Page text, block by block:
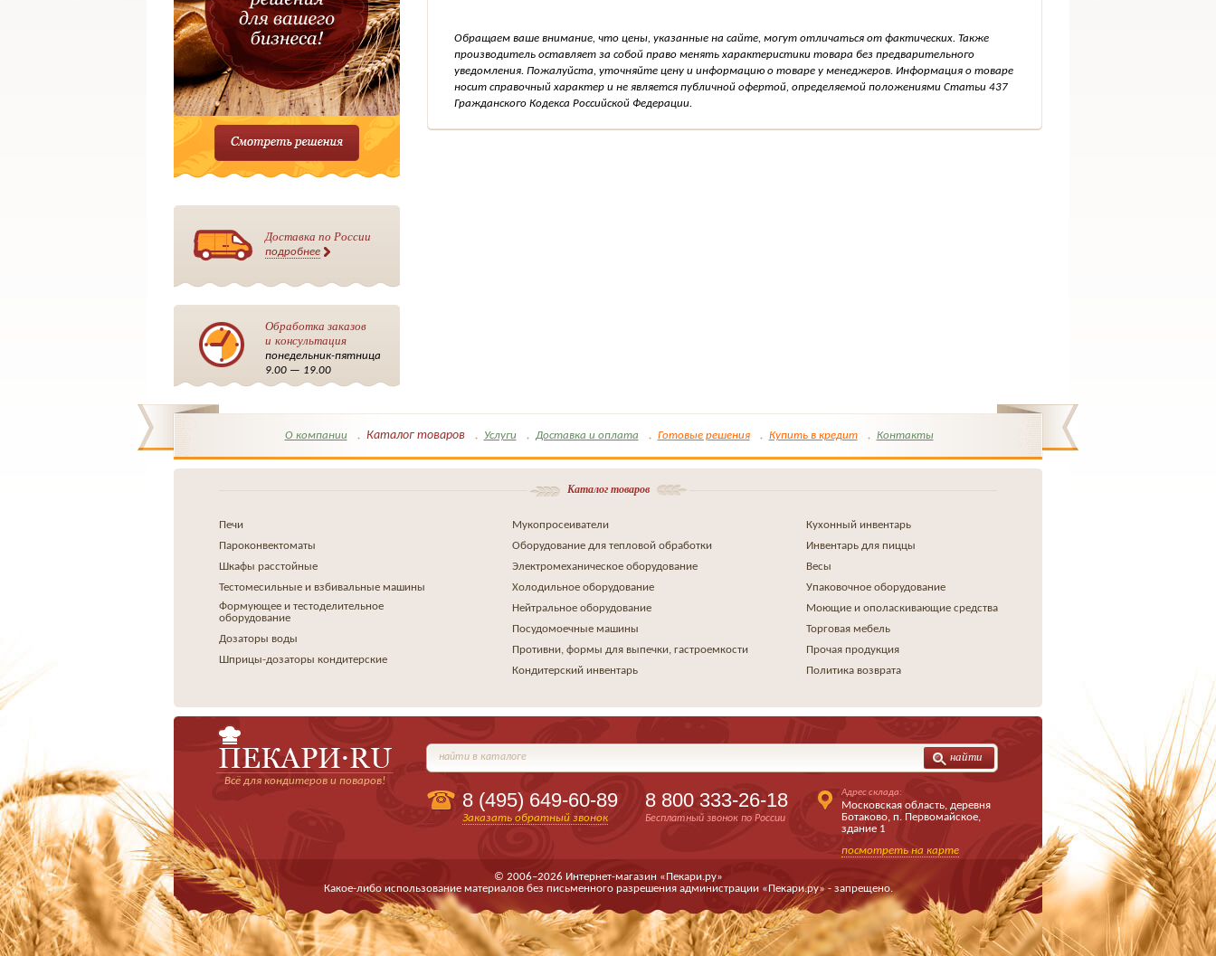
Обращаем ваше внимание, что цены, указанные на сайте, могут отличаться от фактических. Также
производитель оставляет за собой право менять характеристики товара без предварительного
уведомления. Пожалуйста, уточняйте цену и информацию о товаре у менеджеров. Информация о товаре
носит справочный характер и не является публичной офертой, определяемой положениями Статьи 437
Гражданского Кодекса Российской Федерации.
Доставка по России
подробнее
Обработка заказов
и консультация
понедельник-пятница
9.00 — 19.00
О компании Каталог товаров Услуги Доставка и оплата Готовые решения Купить в кредит Контакты
Каталог товаров
Печи
Пароконвектоматы
Шкафы расстойные
Тестомесильные и взбивальные машины
Формующее и тестоделительное
оборудование
Дозаторы воды
Шприцы-дозаторы кондитерские
Мукопросеиватели
Оборудование для тепловой обработки
Электромеханическое оборудование
Холодильное оборудование
Нейтральное оборудование
Посудомоечные машины
Противни, формы для выпечки, гастроемкости
Кондитерский инвентарь
Кухонный инвентарь
Инвентарь для пиццы
Весы
Упаковочное оборудование
Моющие и ополаскивающие средства
Торговая мебель
Прочая продукция
Политика возврата
Всё для кондитеров и поваров!
найти в каталоге найти
8 (495) 649-60-89
Заказать обратный звонок
8 800 333-26-18
Бесплатный звонок по России
Адрес склада:
Московская область, деревня
Ботаково, п. Первомайское,
здание 1
посмотреть на карте
© 2006–2026 Интернет-магазин «Пекари.ру»
Какое-либо использование материалов без письменного разрешения администрации «Пекари.ру» - запрещено.